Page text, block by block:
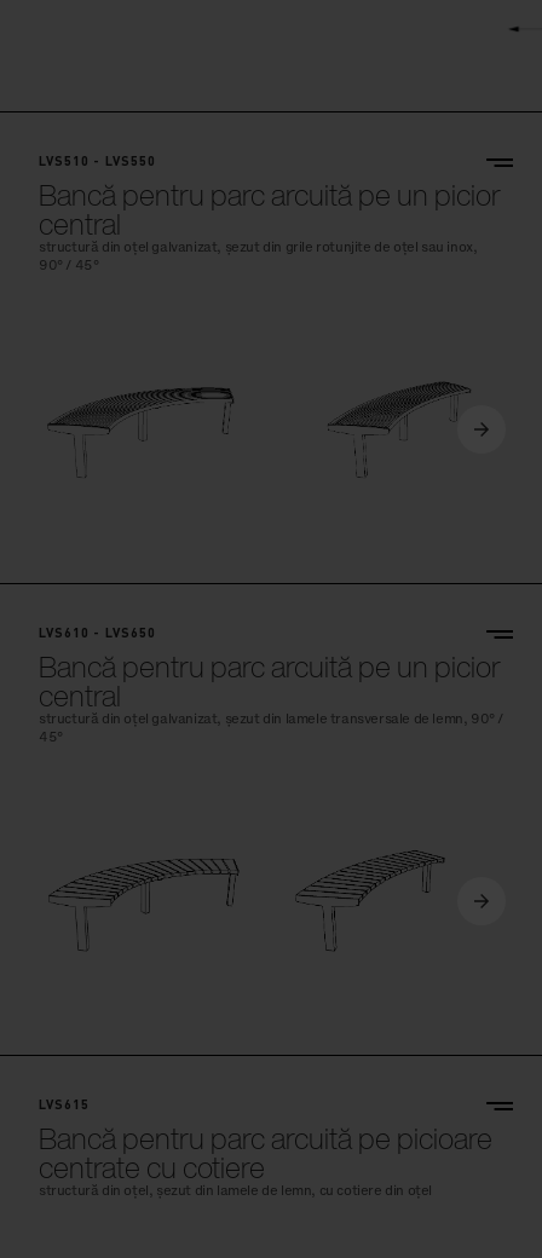
LVS510 - LVS550
Bancă pentru parc arcuită pe un picior
central
structură din oțel galvanizat, șezut din grile rotunjite de oțel sau inox,
90° / 45°
LVS610 - LVS650
Bancă pentru parc arcuită pe un picior
central
structură din oțel galvanizat, șezut din lamele transversale de lemn, 90° /
45°
LVS615
Bancă pentru parc arcuită pe picioare
centrate cu cotiere
structură din oțel, șezut din lamele de lemn, cu cotiere din oțel